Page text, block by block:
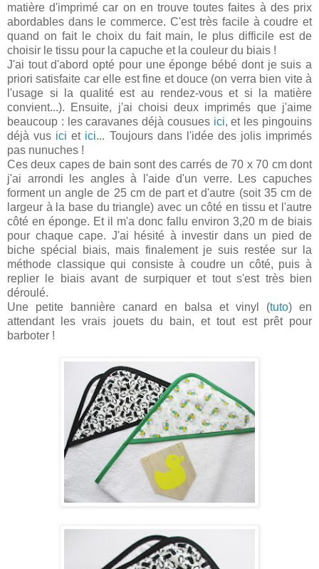
matière d'imprimé car on en trouve toutes faites à des prix
abordables dans le commerce. C'est très facile à coudre et
quand on fait le choix du fait main, le plus difficile est de
choisir le tissu pour la capuche et la couleur du biais !
J'ai tout d'abord opté pour une éponge bébé dont je suis a
priori satisfaite car elle est fine et douce (on verra bien vite à
l'usage si la qualité est au rendez-vous et si la matière
convient...). Ensuite, j'ai choisi deux imprimés que j'aime
beaucoup : les caravanes déjà cousues ici, et les pingouins
déjà vus ici et ici... Toujours dans l'idée des jolis imprimés
pas nunuches !
Ces deux capes de bain sont des carrés de 70 x 70 cm dont
j'ai arrondi les angles à l'aide d'un verre. Les capuches
forment un angle de 25 cm de part et d'autre (soit 35 cm de
largeur à la base du triangle) avec un côté en tissu et l'autre
côté en éponge. Et il m'a donc fallu environ 3,20 m de biais
pour chaque cape. J'ai hésité à investir dans un pied de
biche spécial biais, mais finalement je suis restée sur la
méthode classique qui consiste à coudre un côté, puis à
replier le biais avant de surpiquer et tout s'est très bien
déroulé.
Une petite bannière canard en balsa et vinyl (tuto) en
attendant les vrais jouets du bain, et tout est prêt pour
barboter !